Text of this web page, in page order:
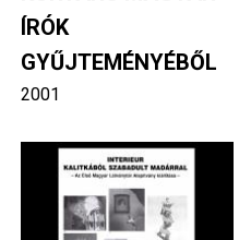
ÍRÓK
GYŰJTEMÉNYÉBŐL
2001
Image